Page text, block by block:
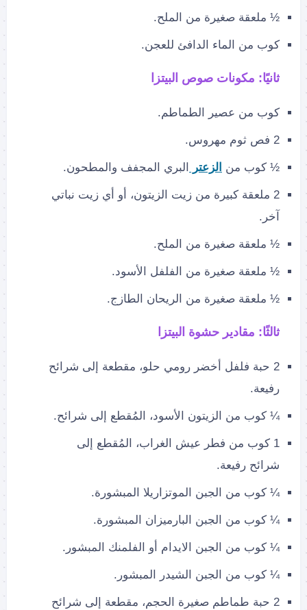
½ ملعقة صغيرة من الملح.
كوب من الماء الدافئ للعجن.
ثانيًا: مكونات صوص البيتزا
كوب من عصير الطماطم.
2 فص ثوم مهروس.
½ كوب من الزعتر البري المجفف والمطحون.
2 ملعقة كبيرة من زيت الزيتون، أو أي زيت نباتي
آخر.
½ ملعقة صغيرة من الملح.
½ ملعقة صغيرة من الفلفل الأسود.
½ ملعقة صغيرة من الريحان الطازج.
ثالثًا: مقادير حشوة البيتزا
2 حبة فلفل أخضر رومي حلو، مقطعة إلى شرائح
رفيعة.
¼ كوب من الزيتون الأسود، المُقطع إلى شرائح.
1 كوب من فطر عيش الغراب، المُقطع إلى
شرائح رفيعة.
¼ كوب من الجبن الموتزاريلا المبشورة.
¼ كوب من الجبن البارميزان المبشورة.
¼ كوب من الجبن الايدام أو الفلمنك المبشور.
¼ كوب من الجبن الشيدر المبشور.
2 حبة طماطم صغيرة الحجم، مقطعة إلى شرائح